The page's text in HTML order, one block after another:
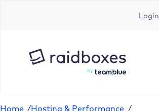
Login
Home /Hosting & Performance /